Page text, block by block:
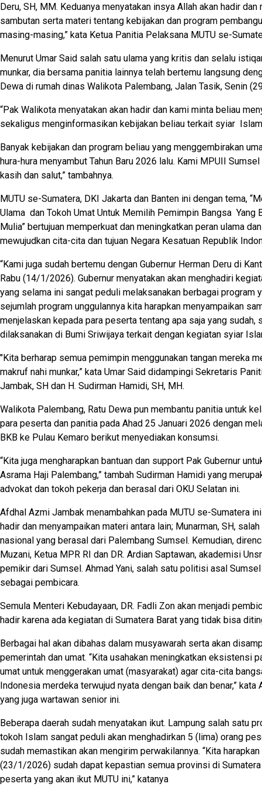
Deru, SH, MM. Keduanya menyatakan insya Allah akan hadir dan
sambutan serta materi tentang kebijakan dan program
masing-masing,” kata Ketua Panitia Pelaksana MUTU se-
Menurut Umar Said salah satu ulama yang kritis dan selalu
munkar, dia bersama panitia lainnya telah bertemu langsung
Dewa di rumah dinas Walikota Palembang, Jalan Tasik, Senin
“Pak Walikota menyatakan akan hadir dan kami minta beliau
sekaligus menginformasikan kebijakan beliau terkait syiar
Banyak kebijakan dan program beliau yang menggembirakan
hura-hura menyambut Tahun Baru 2026 lalu. Kami MPUII
kasih dan salut,” tambahnya.
MUTU se-Sumatera, DKI Jakarta dan Banten ini dengan tema,
Ulama dan Tokoh Umat Untuk Memilih Pemimpin Bangsa Yang
Mulia” bertujuan memperkuat dan meningkatkan peran ulama
mewujudkan cita-cita dan tujuan Negara Kesatuan Republik
“Kami juga sudah bertemu dengan Gubernur Herman Deru di
Rabu (14/1/2026). Gubernur menyatakan akan menghadiri
yang selama ini sangat peduli melaksanakan berbagai program
sejumlah program unggulannya kita harapkan menyampaikan
menjelaskan kepada para peserta tentang apa saja yang sudah,
dilaksanakan di Bumi Sriwijaya terkait dengan kegiatan syiar
"Kita berharap semua pemimpin menggunakan tangan mereka
makruf nahi munkar,” kata Umar Said didampingi Sekretaris
Jambak, SH dan H. Sudirman Hamidi, SH, MH.
Walikota Palembang, Ratu Dewa pun membantu panitia untuk
para peserta dan panitia pada Ahad 25 Januari 2026 dengan
BKB ke Pulau Kemaro berikut menyediakan konsumsi.
“Kita juga mengharapkan bantuan dan support Pak Gubernur
Asrama Haji Palembang,” tambah Sudirman Hamidi yang
advokat dan tokoh pekerja dan berasal dari OKU Selatan ini.
Afdhal Azmi Jambak menambahkan pada MUTU se-Sumatera
hadir dan menyampaikan materi antara lain; Munarman, SH,
nasional yang berasal dari Palembang Sumsel. Kemudian,
Muzani, Ketua MPR RI dan DR. Ardian Saptawan, akademisi
pemikir dari Sumsel. Ahmad Yani, salah satu politisi asal
sebagai pembicara.
Semula Menteri Kebudayaan, DR. Fadli Zon akan menjadi
hadir karena ada kegiatan di Sumatera Barat yang tidak bisa
Berbagai hal akan dibahas dalam musyawarah serta akan
pemerintah dan umat. “Kita usahakan meningkatkan eksistensi
umat untuk menggerakan umat (masyarakat) agar cita-cita
Indonesia merdeka terwujud nyata dengan baik dan benar,”
yang juga wartawan senior ini.
Beberapa daerah sudah menyatakan ikut. Lampung salah satu
tokoh Islam sangat peduli akan menghadirkan 5 (lima) orang
sudah memastikan akan mengirim perwakilannya. “Kita
(23/1/2026) sudah dapat kepastian semua provinsi di
peserta yang akan ikut MUTU ini,” katanya